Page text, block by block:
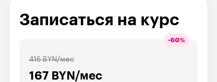
Записаться на курс
-60%
167 BYN/мес
416 BYN/мес